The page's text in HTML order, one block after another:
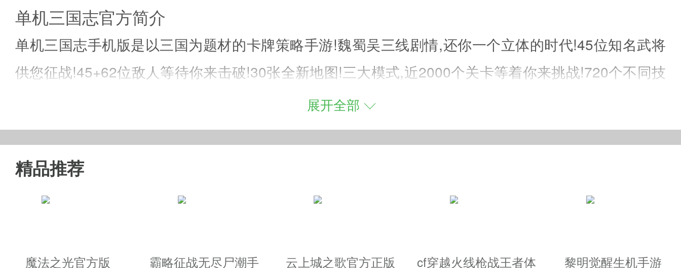
单机三国志官方简介
单机三国志手机版是以三国为题材的卡牌策略手游!魏蜀吴三线剧情,还你一个立体的时代!45位知名武将
供您征战!45+62位敌人等待你来击破!30张全新地图!三大模式,近2000个关卡等着你来挑战!720个不同技
能等待你来组合!丰富的场景关卡可以对战,解锁各种三国武将卡牌,带领他们和你一起征战吧!
单机三国志草鞋版特色
☆ 痛快淋漓的合体技系统,给您前所未有的战斗体验.
展开全部
精品推荐
魔法之光官方版
霸略征战无尽尸潮手
云上城之歌官方正版
cf穿越火线枪战王者体
黎明觉醒生机手游